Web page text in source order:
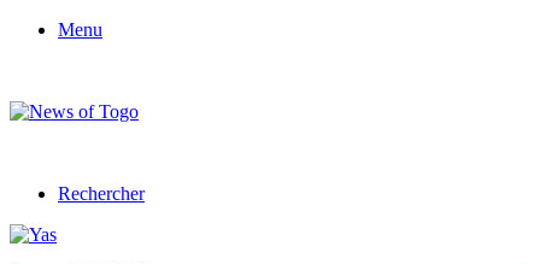
Menu
Rechercher